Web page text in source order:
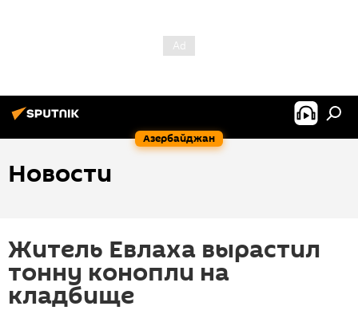
Азербайджан
Новости
Житель Евлаха вырастил
тонну конопли на
кладбище